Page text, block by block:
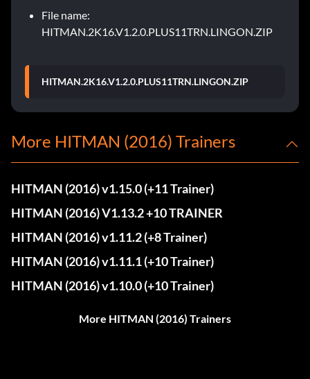
File name:
HITMAN.2K16.V1.2.0.PLUS11TRN.LINGON.ZIP
HITMAN.2K16.V1.2.0.PLUS11TRN.LINGON.ZIP
More HITMAN (2016) Trainers
HITMAN (2016) v1.15.0 (+11 Trainer)
HITMAN (2016) V1.13.2 +10 TRAINER
HITMAN (2016) v1.11.2 (+8 Trainer)
HITMAN (2016) v1.11.1 (+10 Trainer)
HITMAN (2016) v1.10.0 (+10 Trainer)
More HITMAN (2016) Trainers